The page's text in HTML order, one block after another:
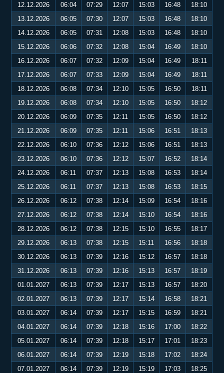
12.12.2026
06:04 07:29 12:07 15:03 16:48
18:10
13.12.2026
06:05 07:30 12:07 15:03 16:48
18:10
14.12.2026
06:05 07:31 12:08 15:03 16:48
18:10
15.12.2026
06:06 07:32 12:08 15:04 16:49
18:10
16.12.2026
06:07 07:32 12:09 15:04 16:49
18:11
17.12.2026
06:07 07:33 12:09 15:04 16:49
18:11
18.12.2026
06:08 07:34 12:10 15:05 16:50
18:11
19.12.2026
06:08 07:34 12:10 15:05 16:50
18:12
20.12.2026
06:09 07:35 12:11 15:05 16:50
18:12
21.12.2026
06:09 07:35 12:11 15:06 16:51
18:13
22.12.2026
06:10 07:36 12:12 15:06 16:51
18:13
23.12.2026
06:10 07:36 12:12 15:07 16:52
18:14
24.12.2026
06:11 07:37 12:13 15:08 16:53
18:14
25.12.2026
06:11 07:37 12:13 15:08 16:53
18:15
26.12.2026
06:12 07:38 12:14 15:09 16:54
18:16
27.12.2026
06:12 07:38 12:14 15:10 16:54
18:16
28.12.2026
06:12 07:38 12:15 15:10 16:55
18:17
29.12.2026
06:13 07:38 12:15 15:11 16:56
18:18
30.12.2026
06:13 07:39 12:16 15:12 16:57
18:18
31.12.2026
06:13 07:39 12:16 15:13 16:57
18:19
01.01.2027
06:13 07:39 12:17 15:13 16:57
18:20
02.01.2027
06:13 07:39 12:17 15:14 16:58
18:21
03.01.2027
06:14 07:39 12:17 15:15 16:59
18:21
04.01.2027
06:14 07:39 12:18 15:16 17:00
18:22
05.01.2027
06:14 07:39 12:18 15:17 17:01
18:23
06.01.2027
06:14 07:39 12:19 15:18 17:02
18:24
07.01.2027
06:14 07:39 12:19 15:19 17:03
18:25